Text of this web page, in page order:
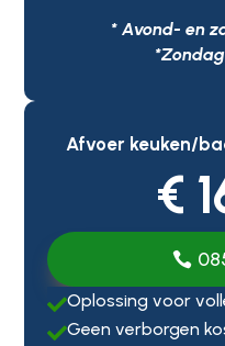
* Avond- en
Afvoer keuken/
€
Oplossing voor
Geen verborgen